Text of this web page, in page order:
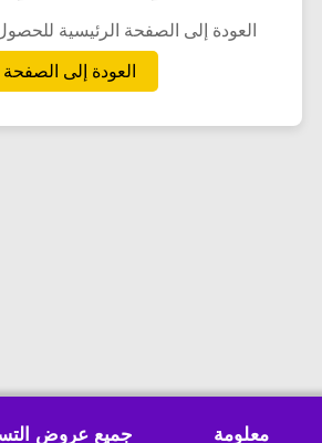
العودة إلى الصفحة الرئيسية
العودة إلى الصفحة
جميع عروض معلومة